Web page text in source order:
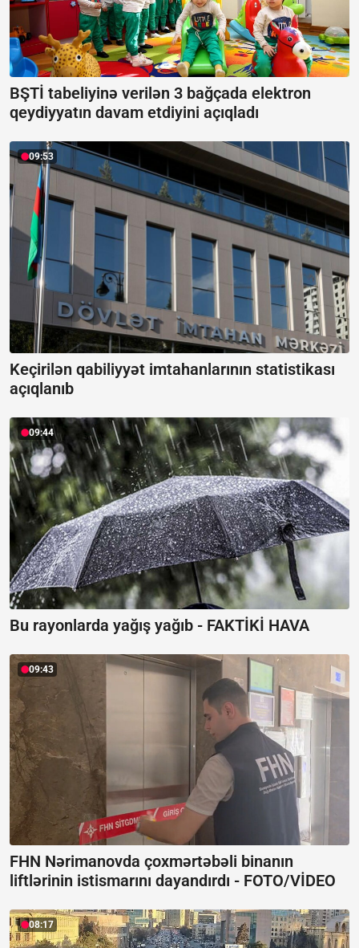
BŞTİ tabeliyinə verilən 3 bağçada elektron
qeydiyyatın davam etdiyini açıqladı
09:53
Keçirilən qabiliyyət imtahanlarının statistikası
açıqlanıb
09:44
Bu rayonlarda yağış yağıb - FAKTİKİ HAVA
09:43
FHN Nərimanovda çoxmərtəbəli binanın
liftlərinin istismarını dayandırdı - FOTO/VİDEO
08:17